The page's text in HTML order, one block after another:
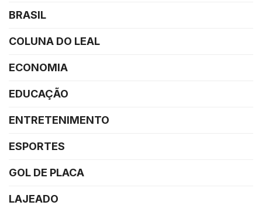
BRASIL
COLUNA DO LEAL
ECONOMIA
EDUCAÇÃO
ENTRETENIMENTO
ESPORTES
GOL DE PLACA
LAJEADO